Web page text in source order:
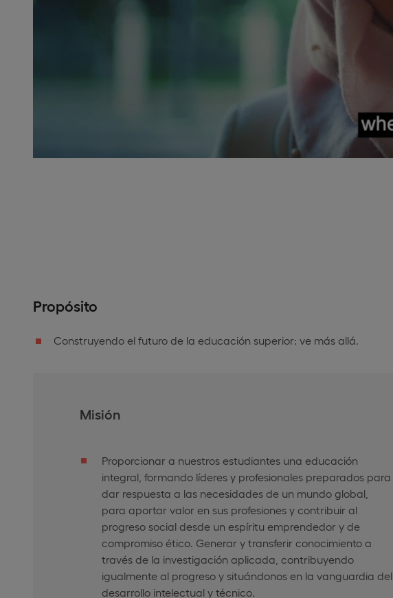
Propósito
Construyendo el futuro de la educación superior: ve más allá.
Misión
Proporcionar a nuestros estudiantes una educación
integral, formando líderes y profesionales preparados para
dar respuesta a las necesidades de un mundo global,
para aportar valor en sus profesiones y contribuir al
progreso social desde un espíritu emprendedor y de
compromiso ético. Generar y transferir conocimiento a
través de la investigación aplicada, contribuyendo
igualmente al progreso y situándonos en la vanguardia del
desarrollo intelectual y técnico.